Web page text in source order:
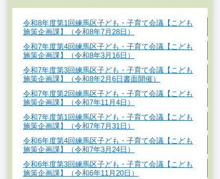
令和8年度第1回練馬区子ども・子育て会議【こども
施策企画課】（令和8年7月28日）
令和7年度第4回練馬区子ども・子育て会議【こども
施策企画課】（令和8年3月16日）
令和7年度第3回練馬区子ども・子育て会議【こども
施策企画課】（令和8年2月6日書面開催）
令和7年度第2回練馬区子ども・子育て会議【こども
施策企画課】（令和7年11月4日）
令和7年度第1回練馬区子ども・子育て会議【こども
施策企画課】（令和7年7月31日）
令和6年度第4回練馬区子ども・子育て会議【こども
施策企画課】（令和7年3月24日）
令和6年度第3回練馬区子ども・子育て会議【こども
施策企画課】（令和6年11月20日）